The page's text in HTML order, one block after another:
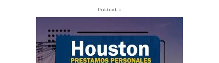
- Publicidad -